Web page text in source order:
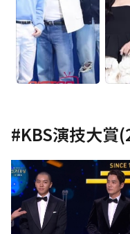
#KBS演技大賞